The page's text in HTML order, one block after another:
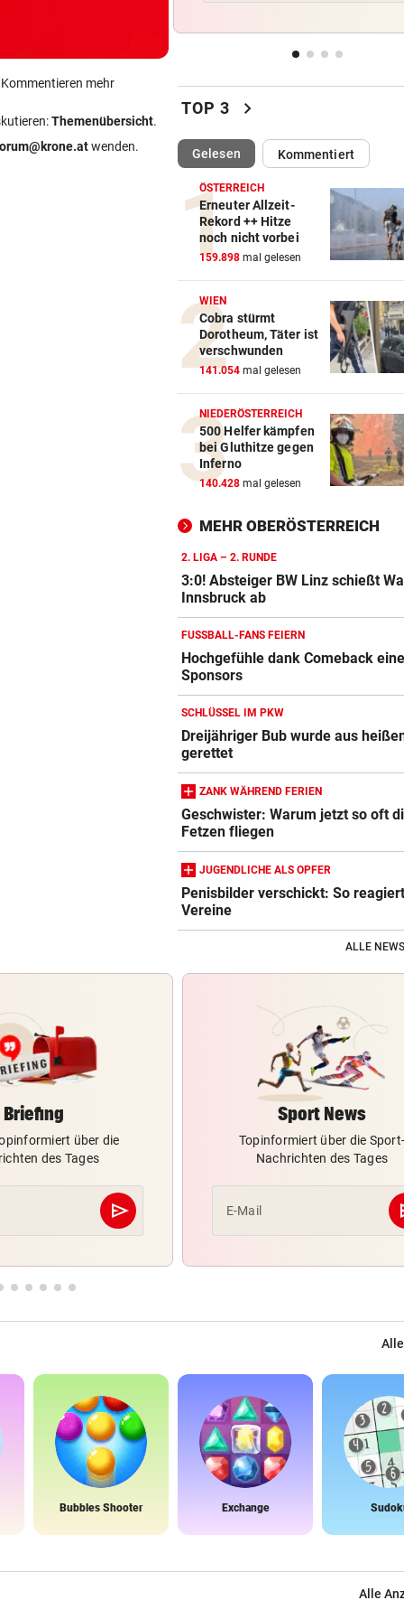
mehr
Themenübersicht.
wenden.
Feuerpause haben
Störfeuer aus
DREI WEHREN IM EINSATZ
Wegen Feuer in Sauna
Haus eingeäschert
ELTERN SCHLUGEN ALARM vor 20
Lottogewinner schickte
Bilder an Teenager
TOP 3 chevron_right
Gelesen(ausgewählt)Kommentiert
ÖSTERREICH
Erneuter Allzeit-
Rekord ++ Hitze
noch nicht vorbei
159.898 mal gelesen
WIEN
Cobra stürmt
Dorotheum, Täter ist
verschwunden
141.054 mal gelesen
NIEDERÖSTERREICH
500 Helfer kämpfen
bei Gluthitze gegen
Inferno
140.428 mal gelesen
MEHR OBERÖSTERREICH
2. LIGA – 2. RUNDE
3:0! Absteiger BW Linz schießt
Innsbruck ab
FUSSBALL-FANS FEIERN
Hochgefühle dank Comeback
Sponsors
SCHLÜSSEL IM PKW
Dreijähriger Bub wurde aus
gerettet
ZANK WÄHREND FERIEN
Geschwister: Warum jetzt so oft
Fetzen fliegen
JUGENDLICHE ALS OPFER
Penisbilder verschickt: So
Vereine
ALLE
Briefing
über die
des Tages
send
Abschicken
Sport News
Topinformiert über die Sport-
Nachrichten des Tages
E-Mail
Bubbles Shooter Exchange
Alle